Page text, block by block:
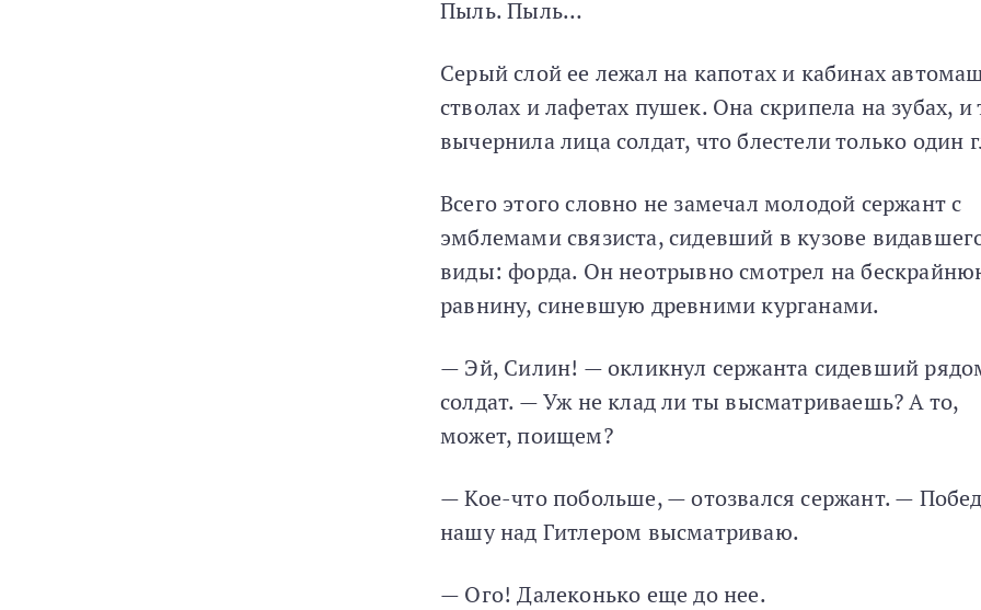
Пыль. Пыль…
Серый слой ее лежал на капотах и кабинах
стволах и лафетах пушек. Она скрипела на зубах, и
вычернила лица солдат, что блестели только один
Всего этого словно не замечал молодой сержант с
эмблемами связиста, сидевший в кузове
виды: форда. Он неотрывно смотрел на
равнину, синевшую древними курганами.
— Эй, Силин! — окликнул сержанта сидевший
солдат. — Уж не клад ли ты высматриваешь? А то,
может, поищем?
— Кое-что побольше, — отозвался сержант. —
нашу над Гитлером высматриваю.
— Ого! Далеконько еще до нее.